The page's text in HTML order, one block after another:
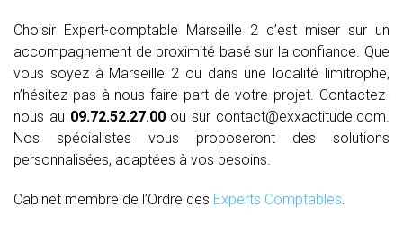
Choisir Expert-comptable Marseille 2 c’est miser sur un
accompagnement de proximité basé sur la confiance. Que
vous soyez à Marseille 2 ou dans une localité limitrophe,
n’hésitez pas à nous faire part de votre projet. Contactez-
nous au 09.72.52.27.00ou sur contact@exxactitude.com.
Nos spécialistes vous proposeront des solutions
personnalisées, adaptées à vos besoins.
Cabinet membre de l’Ordre des Experts Comptables